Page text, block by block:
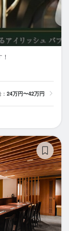
24万円〜42万円